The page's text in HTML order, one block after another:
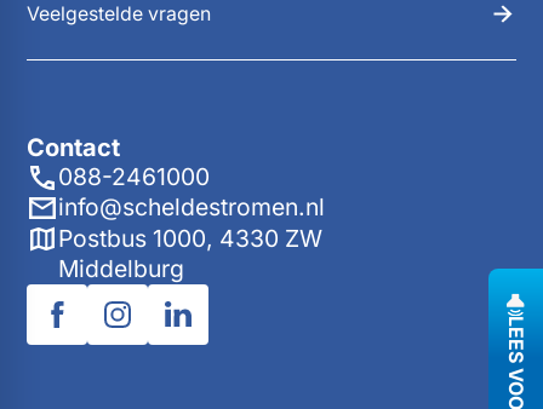
LEES VOOR
Contact
088-2461000
info@scheldestromen.nl
Postbus 1000, 4330 ZW
Middelburg
Veelgestelde vragen